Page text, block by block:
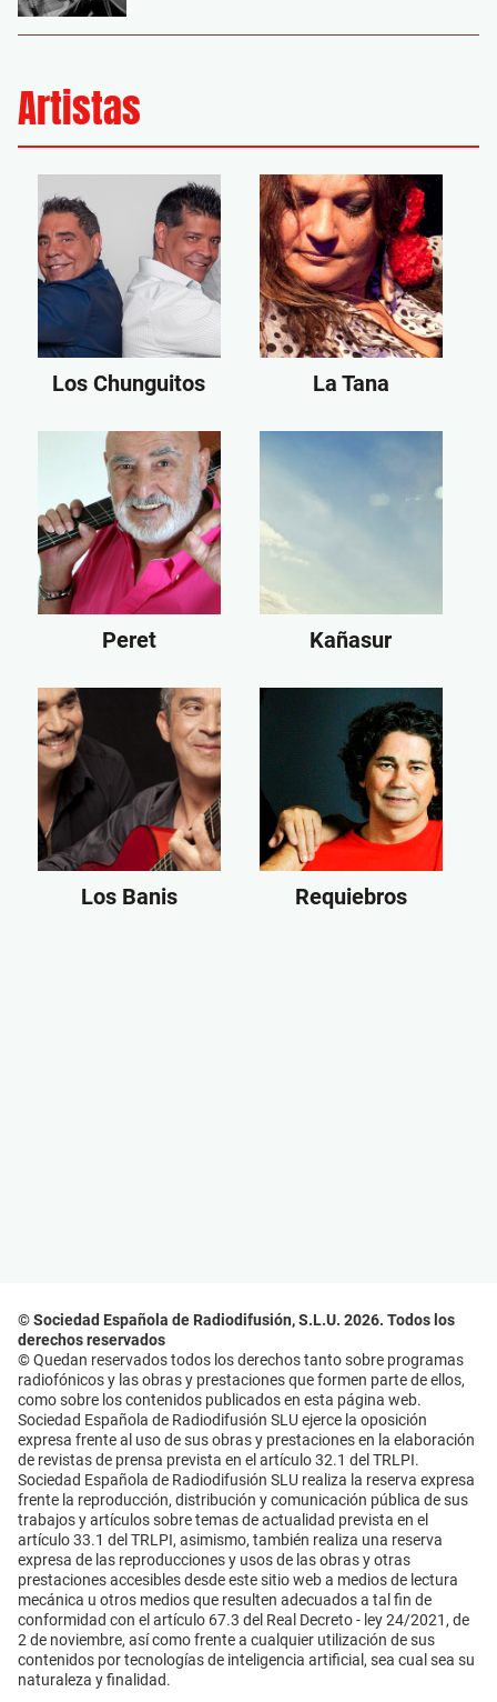
Artistas
Los Chunguitos La Tana
Peret Kañasur
Los Banis Requiebros
© Sociedad Española de Radiodifusión, S.L.U. 2026. Todos los
derechos reservados
© Quedan reservados todos los derechos tanto sobre programas
radiofónicos y las obras y prestaciones que formen parte de ellos,
como sobre los contenidos publicados en esta página web.
Sociedad Española de Radiodifusión SLU ejerce la oposición
expresa frente al uso de sus obras y prestaciones en la elaboración
de revistas de prensa prevista en el artículo 32.1 del TRLPI.
Sociedad Española de Radiodifusión SLU realiza la reserva expresa
frente la reproducción, distribución y comunicación pública de sus
trabajos y artículos sobre temas de actualidad prevista en el
artículo 33.1 del TRLPI, asimismo, también realiza una reserva
expresa de las reproducciones y usos de las obras y otras
prestaciones accesibles desde este sitio web a medios de lectura
mecánica u otros medios que resulten adecuados a tal fin de
conformidad con el artículo 67.3 del Real Decreto - ley 24/2021, de
2 de noviembre, así como frente a cualquier utilización de sus
contenidos por tecnologías de inteligencia artificial, sea cual sea su
naturaleza y finalidad.